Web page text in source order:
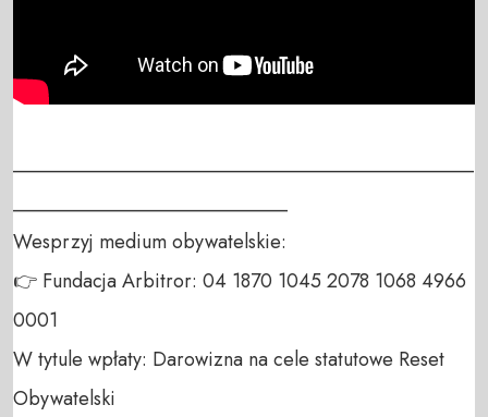
_______________________________________________
____________________________
Wesprzyj medium obywatelskie:
👉 Fundacja Arbitror: 04 1870 1045 2078 1068 4966
0001
W tytule wpłaty: Darowizna na cele statutowe Reset
Obywatelski